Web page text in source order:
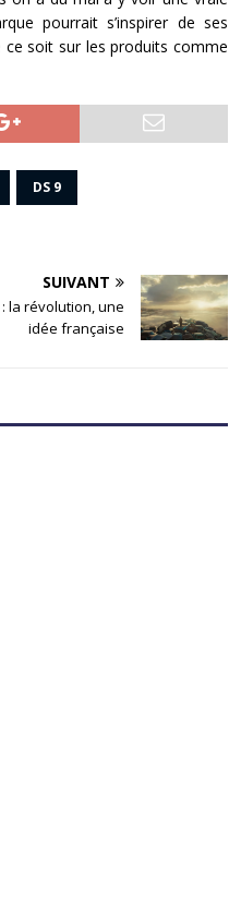
pourrait s’inspirer de ses
soit sur les produits comme
DS 9
SUIVANT
la révolution, une
idée française